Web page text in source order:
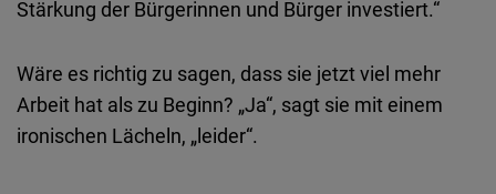
Stärkung der Bürgerinnen und Bürger investiert.“
Wäre es richtig zu sagen, dass sie jetzt viel mehr
Arbeit hat als zu Beginn? „Ja“, sagt sie mit einem
ironischen Lächeln, „leider“.